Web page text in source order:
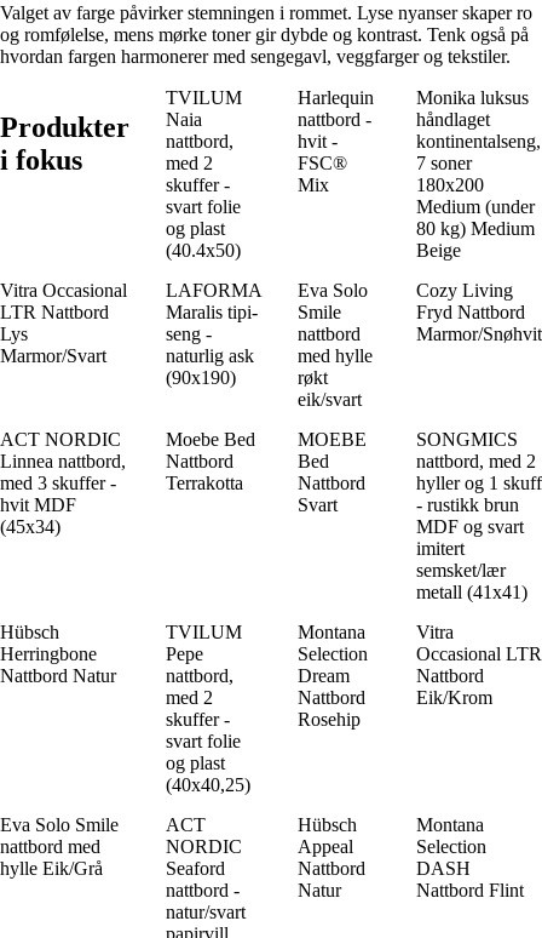
Valget av farge påvirker stemningen i rommet. Lyse nyanser skaper ro
og romfølelse, mens mørke toner gir dybde og kontrast. Tenk også på
hvordan fargen harmonerer med sengegavl, veggfarger og tekstiler.
Produkter
i fokus
TVILUM
Naia
nattbord,
med 2
skuffer -
svart folie
og plast
(40.4x50)
Harlequin
nattbord -
hvit -
FSC®
Mix
Monika luksus
håndlaget
kontinentalseng,
7 soner
180x200
Medium (under
80 kg) Medium
Beige
Vitra Occasional
LTR Nattbord
Lys
Marmor/Svart
LAFORMA
Maralis tipi-
seng -
naturlig ask
(90x190)
Eva Solo
Smile
nattbord
med hylle
røkt
eik/svart
Cozy Living
Fryd Nattbord
Marmor/Snøhvit
ACT NORDIC
Linnea nattbord,
med 3 skuffer -
hvit MDF
(45x34)
Moebe Bed
Nattbord
Terrakotta
MOEBE
Bed
Nattbord
Svart
SONGMICS
nattbord, med 2
hyller og 1 skuff
- rustikk brun
MDF og svart
imitert
semsket/lær
metall (41x41)
Hübsch
Herringbone
Nattbord Natur
TVILUM
Pepe
nattbord,
med 2
skuffer -
svart folie
og plast
(40x40,25)
Montana
Selection
Dream
Nattbord
Rosehip
Vitra
Occasional LTR
Nattbord
Eik/Krom
Eva Solo Smile
nattbord med
hylle Eik/Grå
ACT
NORDIC
Seaford
nattbord -
natur/svart
papirvill
Hübsch
Appeal
Nattbord
Natur
Montana
Selection
DASH
Nattbord Flint